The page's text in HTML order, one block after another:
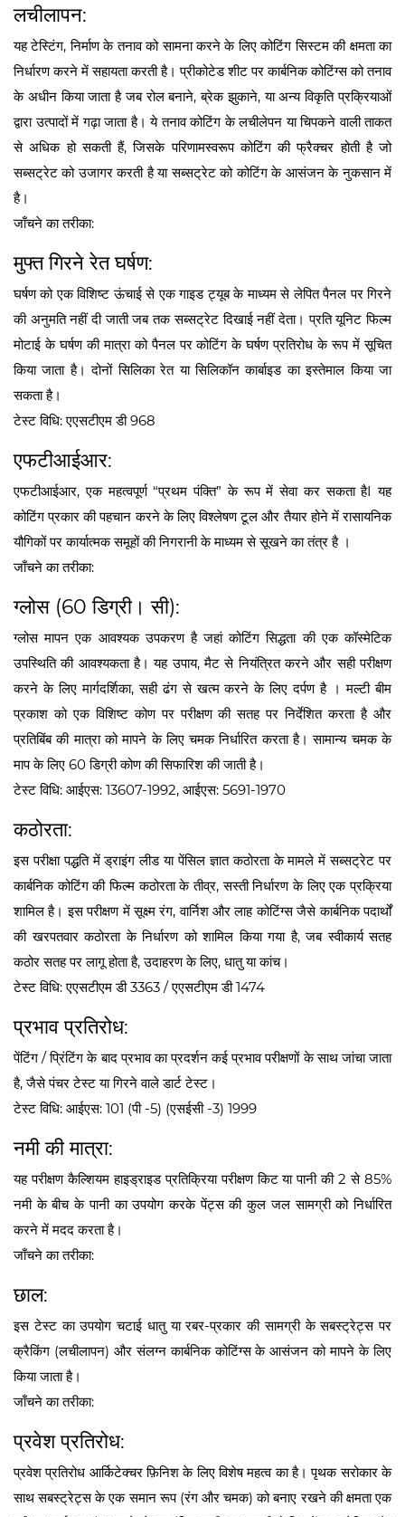
लचीलापन:
यह टेस्टिंग, निर्माण के तनाव को सामना करने के लिए कोटिंग सिस्टम की क्षमता का
निर्धारण करने में सहायता करती है। प्रीकोटेड शीट पर कार्बनिक कोटिंग्स को तनाव
के अधीन किया जाता है जब रोल बनाने, ब्रेक झुकाने, या अन्य विकृति प्रक्रियाओं
द्वारा उत्पादों में गढ़ा जाता है। ये तनाव कोटिंग के लचीलेपन या चिपकने वाली ताकत
से अधिक हो सकती हैं, जिसके परिणामस्वरूप कोटिंग की फ्रैक्चर होती है जो
सब्सट्रेट को उजागर करती है या सब्सट्रेट को कोटिंग के आसंजन के नुकसान में
है।
जाँचने का तरीका:
मुफ्त गिरने रेत घर्षण:
घर्षण को एक विशिष्ट ऊंचाई से एक गाइड ट्यूब के माध्यम से लेपित पैनल पर गिरने
की अनुमति नहीं दी जाती जब तक सब्सट्रेट दिखाई नहीं देता। प्रति यूनिट फिल्म
मोटाई के घर्षण की मात्रा को पैनल पर कोटिंग के घर्षण प्रतिरोध के रूप में सूचित
किया जाता है। दोनों सिलिका रेत या सिलिकॉन कार्बाइड का इस्तेमाल किया जा
सकता है।
टेस्ट विधि: एएसटीएम डी 968
एफटीआईआर:
एफटीआईआर, एक महत्वपूर्ण “प्रथम पंक्ति” के रूप में सेवा कर सकता हैI यह
कोटिंग प्रकार की पहचान करने के लिए विश्लेषण टूल और तैयार होने में रासायनिक
यौगिकों पर कार्यात्मक समूहों की निगरानी के माध्यम से सूखने का तंत्र है ।
जाँचने का तरीका:
ग्लोस (60 डिग्री। सी):
ग्लोस मापन एक आवश्यक उपकरण है जहां कोटिंग सिद्धता की एक कॉस्मेटिक
उपस्थिति की आवश्यकता है। यह उपाय, मैट से नियंत्रित करने और सही परीक्षण
करने के लिए मार्गदर्शिका, सही ढंग से खत्म करने के लिए दर्पण है । मल्टी बीम
प्रकाश को एक विशिष्ट कोण पर परीक्षण की सतह पर निर्देशित करता है और
प्रतिबिंब की मात्रा को मापने के लिए चमक निर्धारित करता है। सामान्य चमक के
माप के लिए 60 डिग्री कोण की सिफारिश की जाती है।
टेस्ट विधि: आईएस: 13607-1992, आईएस: 5691-1970
कठोरता:
इस परीक्षा पद्धति में ड्राइंग लीड या पेंसिल ज्ञात कठोरता के मामले में सब्सट्रेट पर
कार्बनिक कोटिंग की फिल्म कठोरता के तीव्र, सस्ती निर्धारण के लिए एक प्रक्रिया
शामिल है। इस परीक्षण में सूक्ष्म रंग, वार्निश और लाह कोटिंग्स जैसे कार्बनिक पदार्थों
की खरपतवार कठोरता के निर्धारण को शामिल किया गया है, जब स्वीकार्य सतह
कठोर सतह पर लागू होता है, उदाहरण के लिए, धातु या कांच।
टेस्ट विधि: एएसटीएम डी 3363 / एएसटीएम डी 1474
प्रभाव प्रतिरोध:
पेंटिंग / प्रिंटिंग के बाद प्रभाव का प्रदर्शन कई प्रभाव परीक्षणों के साथ जांचा जाता
है, जैसे पंचर टेस्ट या गिरने वाले डार्ट टेस्ट।
टेस्ट विधि: आईएस: 101 (पी -5) (एसईसी -3) 1999
नमी की मात्रा:
यह परीक्षण कैल्शियम हाइड्राइड प्रतिक्रिया परीक्षण किट या पानी की 2 से 85%
नमी के बीच के पानी का उपयोग करके पेंट्स की कुल जल सामग्री को निर्धारित
करने में मदद करता है।
जाँचने का तरीका:
छाल:
इस टेस्ट का उपयोग चटाई धातु या रबर-प्रकार की सामग्री के सबस्ट्रेट्स पर
क्रैकिंग (लचीलापन) और संलग्न कार्बनिक कोटिंग्स के आसंजन को मापने के लिए
किया जाता है।
जाँचने का तरीका:
प्रवेश प्रतिरोध:
प्रवेश प्रतिरोध आर्किटेक्चर फ़िनिश के लिए विशेष महत्व का है। पृथक सरोकार के
साथ सबस्ट्रेट्स के एक समान रूप (रंग और चमक) को बनाए रखने की क्षमता एक